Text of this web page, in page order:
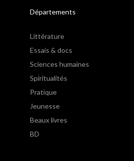
Départements
Littérature
Essais & docs
Sciences humaines
Spiritualités
Pratique
Jeunesse
Beaux livres
BD